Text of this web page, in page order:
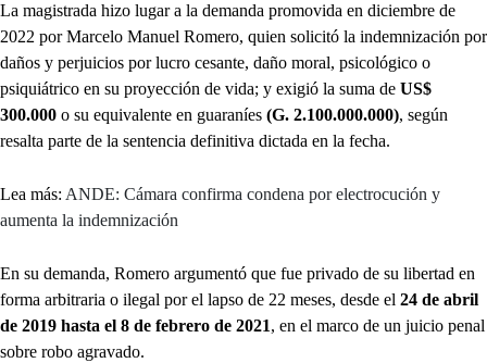
La magistrada hizo lugar a la demanda promovida en diciembre de
2022 por Marcelo Manuel Romero, quien solicitó la indemnización por
daños y perjuicios por lucro cesante, daño moral, psicológico o
psiquiátrico en su proyección de vida; y exigió la suma de US$
300.000 o su equivalente en guaraníes (G. 2.100.000.000), según
resalta parte de la sentencia definitiva dictada en la fecha.
Lea más: ANDE: Cámara confirma condena por electrocución y
aumenta la indemnización
En su demanda, Romero argumentó que fue privado de su libertad en
forma arbitraria o ilegal por el lapso de 22 meses, desde el 24 de abril
de 2019 hasta el 8 de febrero de 2021, en el marco de un juicio penal
sobre robo agravado.